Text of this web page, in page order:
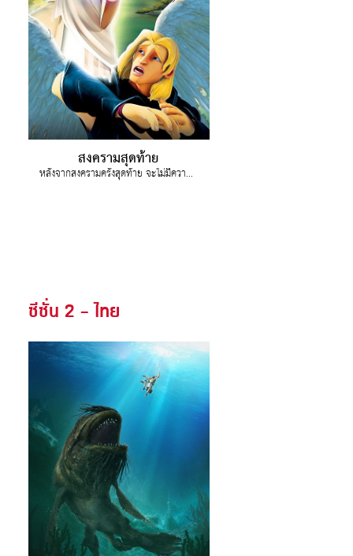
สงครามสุดท้าย
หลังจากสงครามครั้งสุดท้าย จะไม่มีความเจ็บป่วย โศกเศร้าอีกต่อไป ยอห์นบันทึกไว้ว่าเขาเห็นฟ้าสวรรค์ใหม่และแผ่นดินใหม่ สวรรค์เก่าและแผ่นดิน ทะเลเก่าก็มลายหายไป
ซีซั่น 2 - ไทย